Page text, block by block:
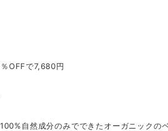
OFFで7,680円
自然成分のみでできたオーガニックの